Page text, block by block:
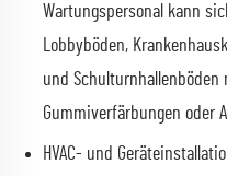
Wartungspersonal kann
Lobbyböden,
und Schulturnhallenböden
Gummiverfärbungen oder
HVAC- und